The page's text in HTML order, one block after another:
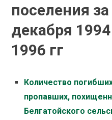
поселения
декабря
1996 гг
Количество
пропавших,
Белгатойского